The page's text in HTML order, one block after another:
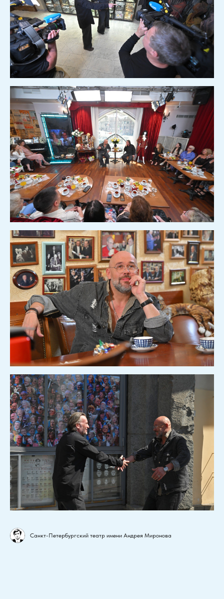
Санкт-Петербургский театр имени Андрея Миронова